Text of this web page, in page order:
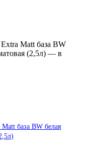
база BW белая